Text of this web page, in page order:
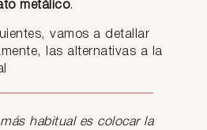
metálico.
vamos a detallar
las alternativas a la
habitual es colocar la